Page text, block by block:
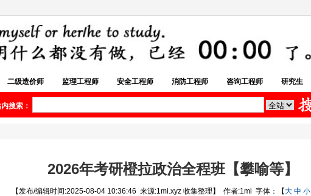
二级造价师 监理工程师 安全工程师 消防工程师 咨询工程师 研究生
搜索：
2026年考研橙拉政治全程班【攀喻等】
【发布/编辑时间:2025-08-04 10:36:46 来源:1mi.xyz 收集整理】 作者:1mi 字体：【大 中 小